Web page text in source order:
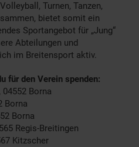
Turnen, Tanzen,
bietet somit ein
Sportangebot für „Jung“
Abteilungen und
im Breitensport aktiv.
für den Verein spenden:
04552 Borna
Borna
Borna
Regis-Breitingen
Kitzscher